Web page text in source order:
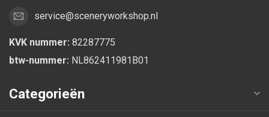
service@sceneryworkshop.nl
KVK nummer: 82287775
btw-nummer: NL862411981B01
Categorieën